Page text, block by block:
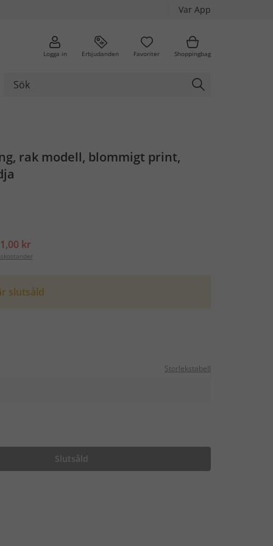
Var App
Logga in Erbjudanden Favoriter Shoppingbag
rak modell, blommigt print,
kr
slutsåld
Storlekstabell
Slutsåld